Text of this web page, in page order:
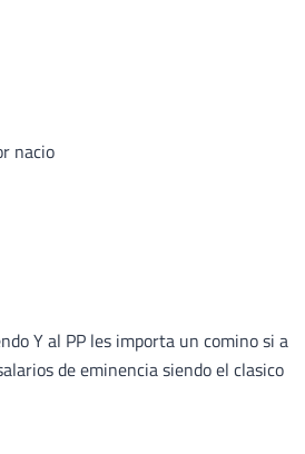
nacio
Y al PP les importa un comino si a
de eminencia siendo el clasico